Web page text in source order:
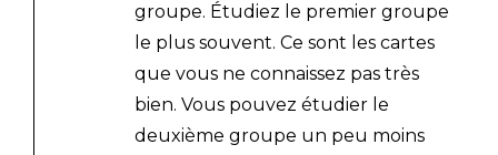
groupe. Étudiez le premier groupe
le plus souvent. Ce sont les cartes
que vous ne connaissez pas très
bien. Vous pouvez étudier le
deuxième groupe un peu moins